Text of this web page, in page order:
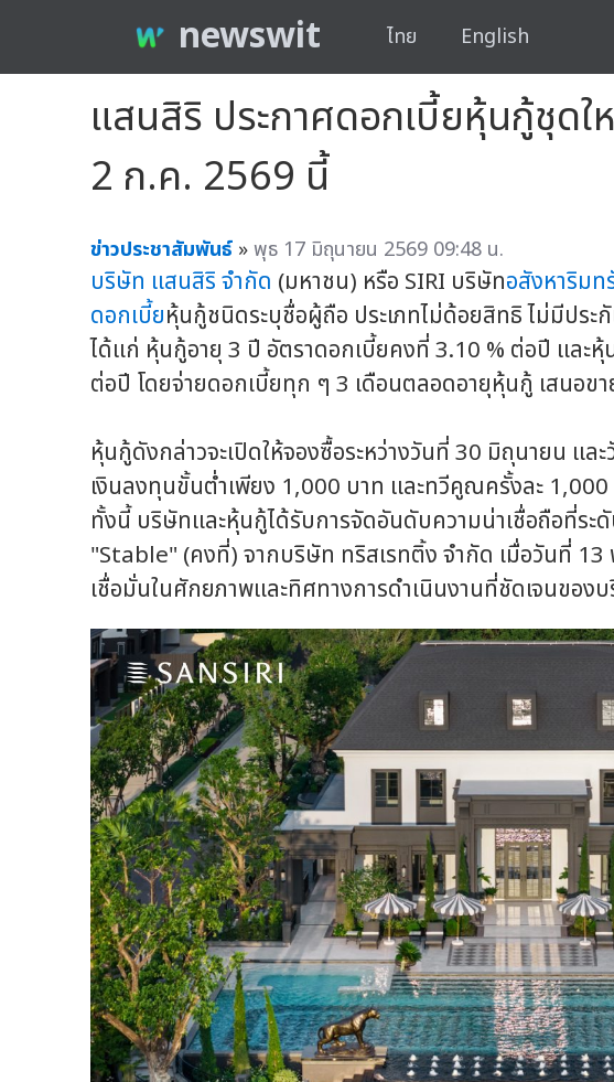
newswit ไทย English
แสนสิริ ประกาศดอกเบี้ยหุ้นกู้ชุด
2 ก.ค. 2569 นี้
ข่าวประชาสัมพันธ์ »พุธ 17 มิถุนายน 2569 09:48 น.
บริษัท แสนสิริ จำกัด (มหาชน) หรือ SIRI บริษัทอสังหาริมท
ดอกเบี้ยหุ้นกู้ชนิดระบุชื่อผู้ถือ ประเภทไม่ด้อยสิทธิ ไม่มีประ
ได้แก่ หุ้นกู้อายุ 3 ปี อัตราดอกเบี้ยคงที่ 3.10 % ต่อปี และ
ต่อปี โดยจ่ายดอกเบี้ยทุก ๆ 3 เดือนตลอดอายุหุ้นกู้ เสนอขา
หุ้นกู้ดังกล่าวจะเปิดให้จองซื้อระหว่างวันที่ 30 มิถุนายน แ
เงินลงทุนขั้นต่ำเพียง 1,000 บาท และทวีคูณครั้งละ
ทั้งนี้ บริษัทและหุ้นกู้ได้รับการจัดอันดับความน่าเชื่อถือที่ระ
"Stable" (คงที่) จากบริษัท ทริสเรทติ้ง จำกัด เมื่อวันที่
เชื่อมั่นในศักยภาพและทิศทางการดำเนินงานที่ชัดเจนของ